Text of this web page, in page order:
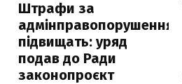
Штрафи за
адмінправопорушення
підвищать: уряд
подав до Ради
законопроєкт